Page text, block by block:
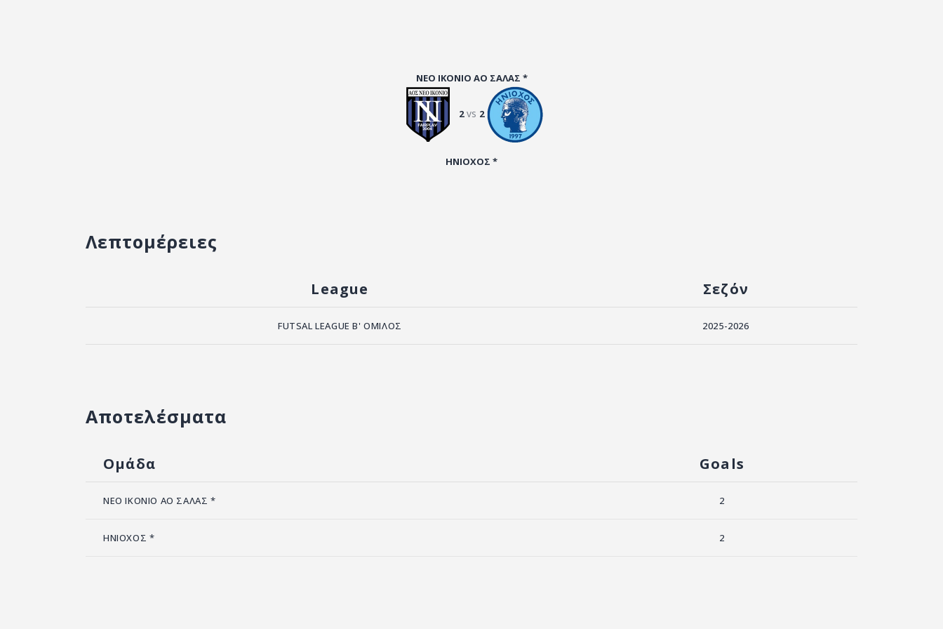
ΝΕΟ ΙΚΟΝΙΟ ΑΟ ΣΑΛΑΣ *
2vs 2
ΗΝΙΟΧΟΣ *
Λεπτομέρειες
League Σεζόν
FUTSAL LEAGUE B' ΟΜΙΛΟΣ 2025-2026
Αποτελέσματα
Ομάδα Goals
ΝΕΟ ΙΚΟΝΙΟ ΑΟ ΣΑΛΑΣ * 2
ΗΝΙΟΧΟΣ * 2